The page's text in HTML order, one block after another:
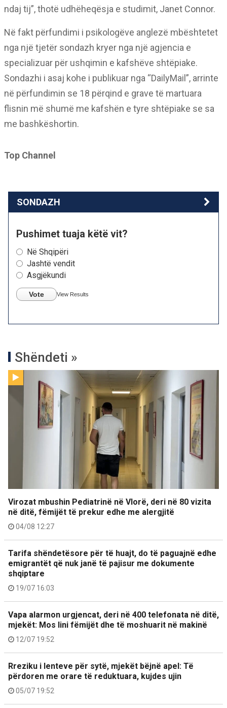
ndaj tij”, thotë udhëheqësja e studimit, Janet Connor.
Në fakt përfundimi i psikologëve anglezë mbështetet
nga një tjetër sondazh kryer nga një agjencia e
specializuar për ushqimin e kafshëve shtëpiake.
Sondazhi i asaj kohe i publikuar nga “DailyMail”, arrinte
në përfundimin se 18 përqind e grave të martuara
flisnin më shumë me kafshën e tyre shtëpiake se sa
me bashkëshortin.
Top Channel
SONDAZH
Pushimet tuaja këtë vit?
Në Shqipëri
Jashtë vendit
Asgjëkundi
Vote View Results
Shëndeti »
Virozat mbushin Pediatrinë në Vlorë, deri në 80 vizita
në ditë, fëmijët të prekur edhe me alergjitë
04/08 12:27
Tarifa shëndetësore për të huajt, do të paguajnë edhe
emigrantët që nuk janë të pajisur me dokumente
shqiptare
19/07 16:03
Vapa alarmon urgjencat, deri në 400 telefonata në ditë,
mjekët: Mos lini fëmijët dhe të moshuarit në makinë
12/07 19:52
Rreziku i lenteve për sytë, mjekët bëjnë apel: Të
përdoren me orare të reduktuara, kujdes ujin
05/07 19:52